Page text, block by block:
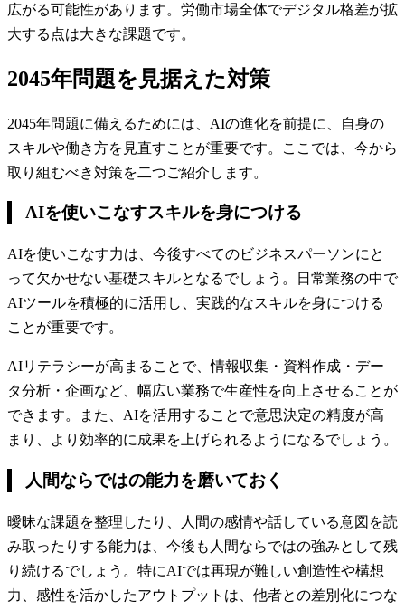
広がる可能性があります。労働市場全体でデジタル格差が拡
大する点は大きな課題です。
2045年問題を見据えた対策
2045年問題に備えるためには、AIの進化を前提に、自身の
スキルや働き方を見直すことが重要です。ここでは、今から
取り組むべき対策を二つご紹介します。
AIを使いこなすスキルを身につける
AIを使いこなす力は、今後すべてのビジネスパーソンにと
って欠かせない基礎スキルとなるでしょう。日常業務の中で
AIツールを積極的に活用し、実践的なスキルを身につける
ことが重要です。
AIリテラシーが高まることで、情報収集・資料作成・デー
タ分析・企画など、幅広い業務で生産性を向上させることが
できます。また、AIを活用することで意思決定の精度が高
まり、より効率的に成果を上げられるようになるでしょう。
人間ならではの能力を磨いておく
曖昧な課題を整理したり、人間の感情や話している意図を読
み取ったりする能力は、今後も人間ならではの強みとして残
り続けるでしょう。特にAIでは再現が難しい創造性や構想
力、感性を活かしたアウトプットは、他者との差別化につな